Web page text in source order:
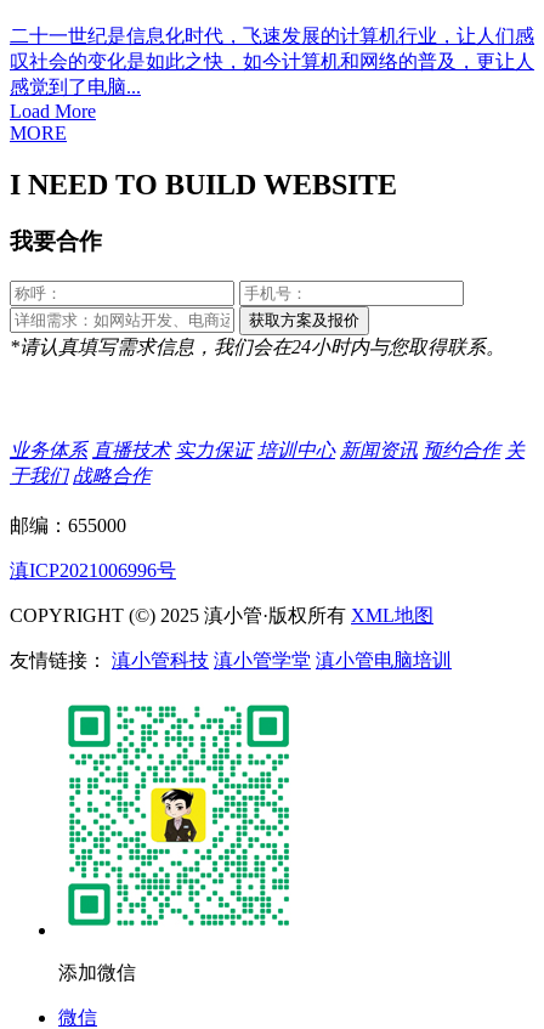
二十一世纪是信息化时代，飞速发展的计算机行业，让人们感
叹社会的变化是如此之快，如今计算机和网络的普及，更让人
感觉到了电脑...
Load More
MORE
I NEED TO BUILD WEBSITE
我要合作
*请认真填写需求信息，我们会在24小时内与您取得联系。
业务体系 直播技术 实力保证 培训中心 新闻资讯 预约合作 关
于我们 战略合作
邮编：655000
滇ICP2021006996号
COPYRIGHT (©) 2025 滇小管·版权所有 XML地图
友情链接： 滇小管科技 滇小管学堂 滇小管电脑培训
添加微信
微信